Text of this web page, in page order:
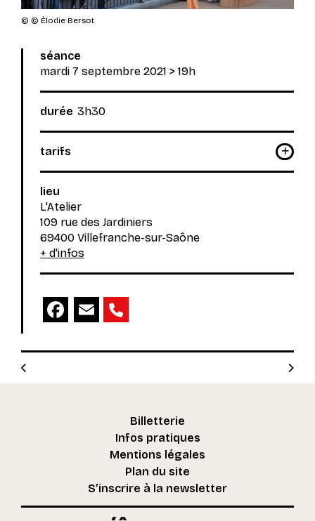
© © Élodie Bersot
séance
mardi 7 septembre 2021 > 19h
durée 3h30
tarifs
lieu
L'Atelier
109 rue des Jardiniers
69400 Villefranche-sur-Saône
+ d'infos
Billetterie
Infos pratiques
Mentions légales
Plan du site
S’inscrire à la newsletter